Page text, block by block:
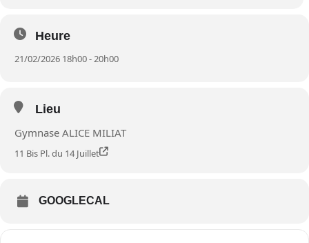
Heure
21/02/2026 18h00 - 20h00
Lieu
Gymnase ALICE MILIAT
11 Bis Pl. du 14 Juillet
GOOGLECAL